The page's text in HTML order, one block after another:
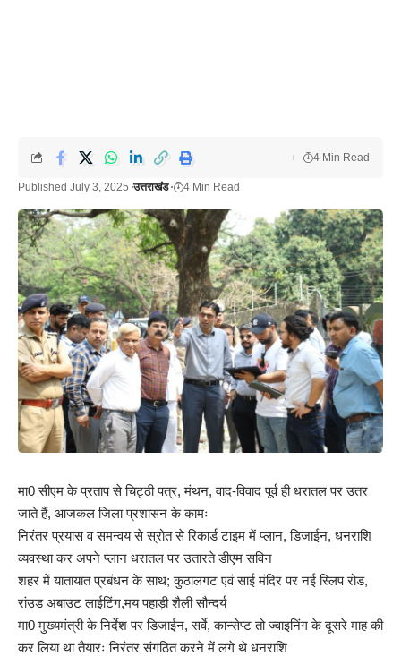
Published July 3, 2025 उत्तराखंड 4 Min Read
4 Min Read
मा0 सीएम के प्रताप से चिट्ठी पत्र, मंथन, वाद-विवाद पूर्व ही धरातल पर उतर
जाते हैं, आजकल जिला प्रशासन के कामः
निरंतर प्रयास व समन्वय से स्रोत से रिकार्ड टाइम में प्लान, डिजाईन, धनराशि
व्यवस्था कर अपने प्लान धरातल पर उतारते डीएम सविन
शहर में यातायात प्रबंधन के साथ; कुठालगट एवं साई मंदिर पर नई स्लिप रोड,
रांउड अबाउट लाईटिंग,मय पहाड़ी शैली सौन्दर्य
मा0 मुख्यमंत्री के निर्देश पर डिजाईन, सर्वे, कान्सेप्ट तो ज्वाइनिंग के दूसरे माह की
कर लिया था तैयारः निरंतर संगठित करने में लगे थे धनराशि